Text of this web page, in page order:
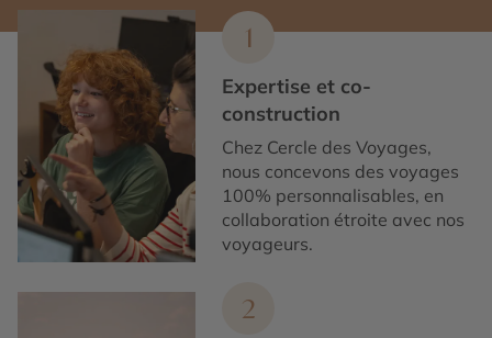
1
Expertise et co-
construction
Chez Cercle des Voyages,
nous concevons des voyages
100% personnalisables, en
collaboration étroite avec nos
voyageurs.
2